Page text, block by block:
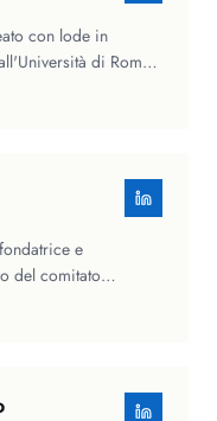
con lode in
di Roma
e
del comitato